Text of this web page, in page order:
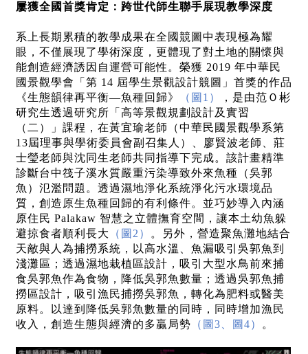
屢獲全國首獎肯定：跨世代師生聯手展現教學深度
系上長期累積的教學成果在全國競圖中表現極為耀
眼，不僅展現了學術深度，更體現了對土地的關懷與
能創造經濟誘因自運營可能性。榮獲 2019 年中華民
國景觀學會「第 14 屆學生景觀設計競圖」首獎的作品
《生態韻律再平衡—魚種回歸》
（圖1）
，是由范Ｏ彬
研究生透過研究所「高等景觀規劃設計及實習
（二）」課程，在黃宜瑜老師（中華民國景觀學系第
13屆理事與學術委員會副召集人）、廖賢波老師、莊
士瑩老師與沈同生老師共同指導下完成。該計畫精準
診斷台中筏子溪水質嚴重污染導致外來魚種（吳郭
魚）氾濫問題。透過濕地淨化系統淨化污水環境品
質，創造原生魚種回歸的有利條件。並巧妙導入內涵
原住民 Palakaw 智慧之立體撫育空間，讓本土幼魚躲
避掠食者順利長大
（圖2）
。另外，營造聚魚灘地結合
天敵與人為捕撈系統，以高水溫、魚漏吸引吳郭魚到
淺灘區；透過濕地栽植區設計，吸引大型水鳥前來捕
食吳郭魚作為食物，降低吳郭魚數量；透過吳郭魚捕
撈區設計，吸引漁民捕撈吳郭魚，轉化為肥料或醫美
原料。以達到降低吳郭魚數量的同時，同時增加漁民
收入，創造生態與經濟的多贏局勢 （圖3、圖4） 。